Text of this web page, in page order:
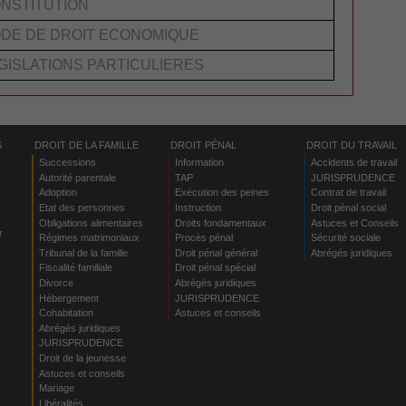
DE DROIT ECONOMIQUE
PARTICULIERES
DROIT DE LA FAMILLE
Successions
Autorité parentale
Adoption
Etat des personnes
Obligations alimentaires
Régimes matrimoniaux
Tribunal de la famille
Fiscalité familiale
Divorce
Hébergement
Cohabitation
Abrégés juridiques
JURISPRUDENCE
Droit de la jeunesse
Astuces et conseils
Mariage
Libéralités
DROIT PÉNAL
Information
TAP
Exécution des peines
Instruction
Droits fondamentaux
Procès pénal
Droit pénal général
Droit pénal spécial
Abrégés juridiques
JURISPRUDENCE
Astuces et conseils
DROIT DU TRAVAIL
Accidents de travail
JURISPRUDENCE
Contrat de travail
Droit pénal social
Astuces et Conseils
Sécurité sociale
Abrégés juridiques